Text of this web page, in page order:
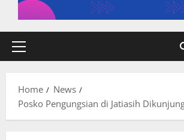
Primary
Home
News
Posko Pengungsian di Jatiasih